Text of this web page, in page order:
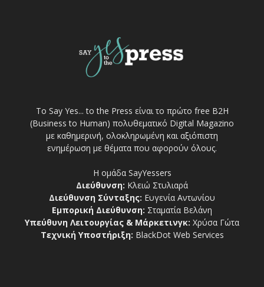
Το Say Yes... to the Press είναι το πρώτο free Β2Η
(Business to Human) πολυθεματικό Digital Magazino
με καθημερινή, ολοκληρωμένη και αξιόπιστη
ενημέρωση με θέματα που αφορούν όλους.
Η ομάδα SayYessers
Διεύθυνση: Κλειώ Στυλιαρά
Διεύθυνση Σύνταξης: Ευγενία Αντωνίου
Εμπορική Διεύθυνση: Σταματία Βελάνη
Υπεύθυνη Λειτουργίας & Μάρκετινγκ: Χρύσα Γώτα
Τεχνική Υποστήριξη: BlackDot Web Services